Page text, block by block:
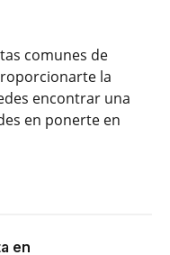
comunes de
la
encontrar una
en ponerte en
en